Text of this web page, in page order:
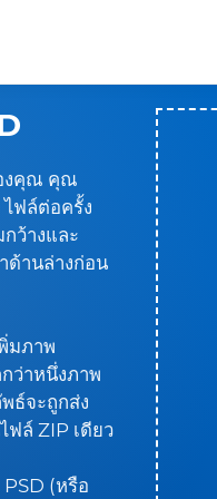
งคุณ คุณ
ฟล์ต่อครั้ง
ว้างและ
ด้านล่างก่อน
มภาพ
ว่าหนึ่งภาพ
ธ์จะถูกส่ง
ฟล์ ZIP เดียว
(หรือ